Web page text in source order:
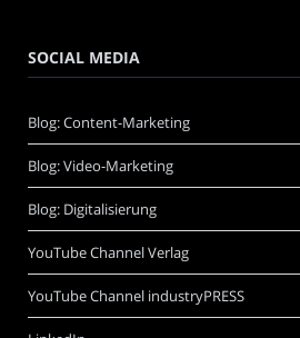
SOCIAL MEDIA
Blog: Content-Marketing
Blog: Video-Marketing
Blog: Digitalisierung
YouTube Channel Verlag
YouTube Channel industryPRESS